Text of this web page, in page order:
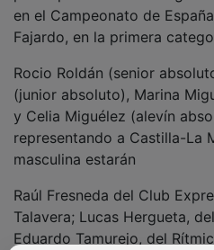
desde las nueve de la
noche. Invitamos a todos los
concluyó.
NOTICIAS RELACIONADAS